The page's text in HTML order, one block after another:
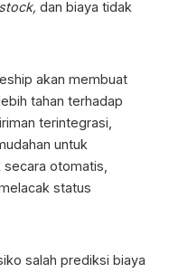
dan biaya tidak
akan membuat
tahan terhadap
terintegrasi,
untuk
otomatis,
status
salah prediksi biaya